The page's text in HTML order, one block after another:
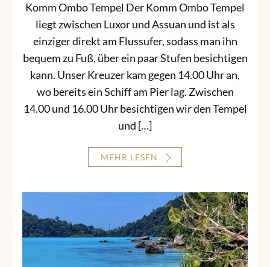
Komm Ombo Tempel Der Komm Ombo Tempel
liegt zwischen Luxor und Assuan und ist als
einziger direkt am Flussufer, sodass man ihn
bequem zu Fuß, über ein paar Stufen besichtigen
kann. Unser Kreuzer kam gegen 14.00 Uhr an,
wo bereits ein Schiff am Pier lag. Zwischen
14.00 und 16.00 Uhr besichtigen wir den Tempel
und […]
MEHR LESEN